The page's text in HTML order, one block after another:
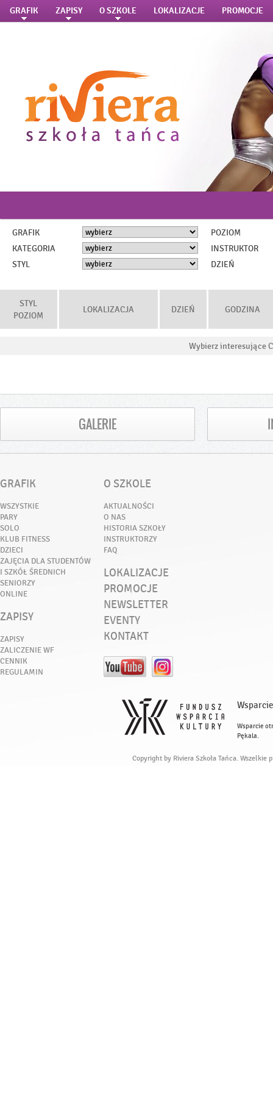
GRAFIK ZAPISY O SZKOLE LOKALIZACJE PROMOCJE
GRAFIK
KATEGORIA
STYL
POZIOM
INSTRUKTOR
DZIEŃ
STYL
POZIOM
LOKALIZACJA DZIEŃ GODZINA
Wybierz interesujące
GALERIE
GRAFIK
WSZYSTKIE
PARY
SOLO
KLUB FITNESS
DZIECI
ZAJĘCIA DLA STUDENTÓW
I SZKÓŁ ŚREDNICH
SENIORZY
ONLINE
ZAPISY
ZAPISY
ZALICZENIE WF
CENNIK
REGULAMIN
O SZKOLE
AKTUALNOŚCI
O NAS
HISTORIA SZKOŁY
INSTRUKTORZY
FAQ
LOKALIZACJE
PROMOCJE
NEWSLETTER
EVENTY
KONTAKT
Wsparcie
Pękala.
Copyright by Riviera Szkoła Tańca. Wszelkie